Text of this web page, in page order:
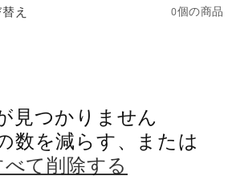
え 0個の商品
見つかりません
数を減らす、または
て削除する